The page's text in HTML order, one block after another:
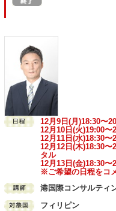
12月9日(月)18:30〜
12月10日(火)19:00
12月11日(水)18:30
12月12日(木)18:30
タル
12月13日(金)18:30
※ご希望の日程をコ
港国際コンサルティ
フィリピン